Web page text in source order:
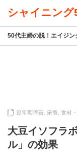
50代主婦の脱！エイジン
更年期障害 栄養 食材
大豆イソフラ
ル」の効果